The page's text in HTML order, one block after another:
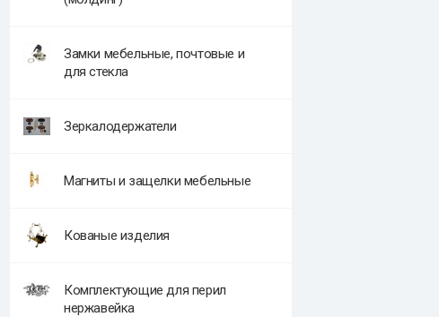
Замки мебельные, почтовые и
для стекла
Зеркалодержатели
Магниты и защелки мебельные
Кованые изделия
Комплектующие для перил
нержавейка